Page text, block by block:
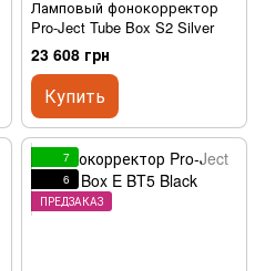
Ламповый фонокорректор
Pro-Ject Tube Box S2 Silver
23 608 грн
Купить
7
6
ПРЕДЗАКАЗ